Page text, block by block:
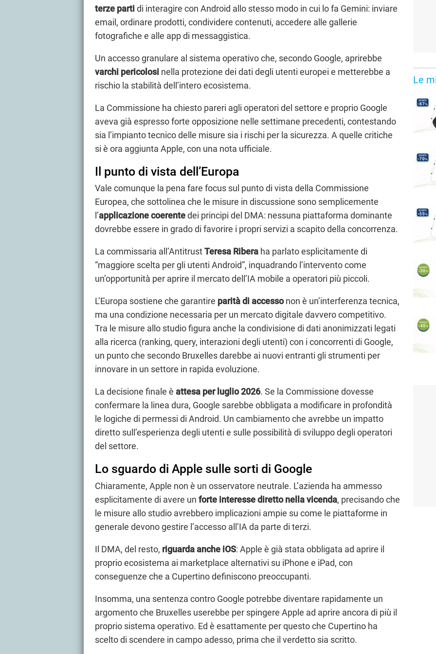
terze partidi interagire con Android allo stesso modo in cui lo fa Gemini: inviare
email, ordinare prodotti, condividere contenuti, accedere alle gallerie
fotografiche e alle app di messaggistica.
Un accesso granulare al sistema operativo che, secondo Google, aprirebbe
varchi pericolosi nella protezione dei dati degli utenti europei e metterebbe a
rischio la stabilità dell’intero ecosistema.
La Commissione ha chiesto pareri agli operatori del settore e proprio Google
aveva già espresso forte opposizione nelle settimane precedenti, contestando
sia l’impianto tecnico delle misure sia i rischi per la sicurezza. A quelle critiche
si è ora aggiunta Apple, con una nota ufficiale.
Il punto di vista dell’Europa
Vale comunque la pena fare focus sul punto di vista della Commissione
Europea, che sottolinea che le misure in discussione sono semplicemente
l’applicazione coerentedei principi del DMA: nessuna piattaforma dominante
dovrebbe essere in grado di favorire i propri servizi a scapito della concorrenza.
La commissaria all’AntitrustTeresa Ribera ha parlato esplicitamente di
“maggiore scelta per gli utenti Android”, inquadrando l’intervento come
un’opportunità per aprire il mercato dell’IA mobile a operatori più piccoli.
L’Europa sostiene che garantire parità di accessonon è un’interferenza tecnica,
ma una condizione necessaria per un mercato digitale davvero competitivo.
Tra le misure allo studio figura anche la condivisione di dati anonimizzati legati
alla ricerca (ranking, query, interazioni degli utenti) con i concorrenti di Google,
un punto che secondo Bruxelles darebbe ai nuovi entranti gli strumenti per
innovare in un settore in rapida evoluzione.
La decisione finale è attesa per luglio 2026. Se la Commissione dovesse
confermare la linea dura, Google sarebbe obbligata a modificare in profondità
le logiche di permessi di Android. Un cambiamento che avrebbe un impatto
diretto sull’esperienza degli utenti e sulle possibilità di sviluppo degli operatori
del settore.
Lo sguardo di Apple sulle sorti di Google
Chiaramente, Apple non è un osservatore neutrale. L’azienda ha ammesso
esplicitamente di avere un forte interesse diretto nella vicenda, precisando che
le misure allo studio avrebbero implicazioni ampie su come le piattaforme in
generale devono gestire l’accesso all’IA da parte di terzi.
Il DMA, del resto, riguarda anche iOS: Apple è già stata obbligata ad aprire il
proprio ecosistema ai marketplace alternativi su iPhone e iPad, con
conseguenze che a Cupertino definiscono preoccupanti.
Insomma, una sentenza contro Google potrebbe diventare rapidamente un
argomento che Bruxelles userebbe per spingere Apple ad aprire ancora di più il
proprio sistema operativo. Ed è esattamente per questo che Cupertino ha
scelto di scendere in campo adesso, prima che il verdetto sia scritto.
Le